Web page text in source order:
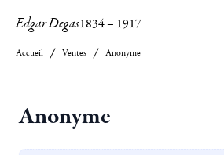
Edgar Degas1834– 1917
Accueil Ventes Anonyme
Anonyme